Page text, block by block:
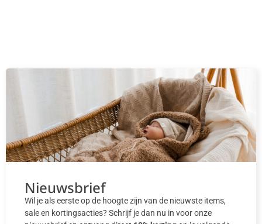
Nieuwsbrief
Wil je als eerste op de hoogte zijn van de nieuwste items,
sale en kortingsacties? Schrijf je dan nu in voor onze